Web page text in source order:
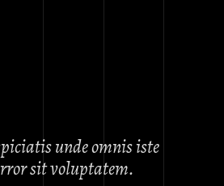
unde omnis iste
sit voluptatem.